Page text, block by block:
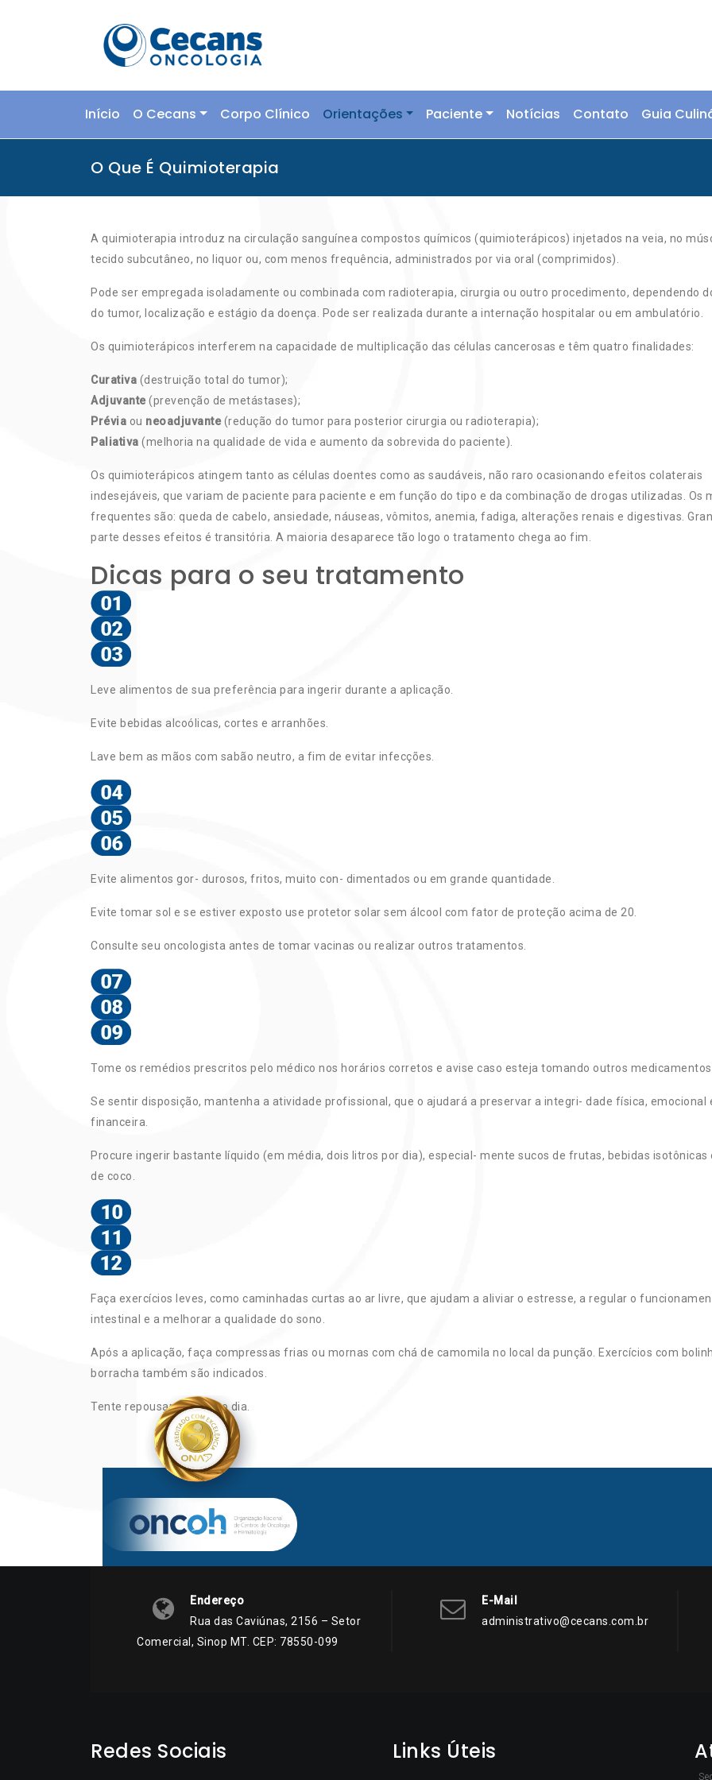
Início O Cecans Corpo Clínico Orientações Paciente Notícias Contato Guia
O Que É Quimioterapia
A quimioterapia introduz na circulação sanguínea compostos químicos (quimioterápicos) injetados na veia, no
tecido subcutâneo, no liquor ou, com menos frequência, administrados por via oral (comprimidos).
Pode ser empregada isoladamente ou combinada com radioterapia, cirurgia ou outro procedimento, dependendo
do tumor, localização e estágio da doença. Pode ser realizada durante a internação hospitalar ou em ambulatório.
Os quimioterápicos interferem na capacidade de multiplicação das células cancerosas e têm quatro finalidades:
Curativa (destruição total do tumor);
Adjuvante(prevenção de metástases);
Prévia ou neoadjuvante(redução do tumor para posterior cirurgia ou radioterapia);
Paliativa (melhoria na qualidade de vida e aumento da sobrevida do paciente).
Os quimioterápicos atingem tanto as células doentes como as saudáveis, não raro ocasionando efeitos colaterais
indesejáveis, que variam de paciente para paciente e em função do tipo e da combinação de drogas utilizadas. Os
frequentes são: queda de cabelo, ansiedade, náuseas, vômitos, anemia, fadiga, alterações renais e digestivas.
parte desses efeitos é transitória. A maioria desaparece tão logo o tratamento chega ao fim.
Dicas para o seu tratamento
Leve alimentos de sua preferência para ingerir durante a aplicação.
Evite bebidas alcoólicas, cortes e arranhões.
Lave bem as mãos com sabão neutro, a fim de evitar infecções.
Evite alimentos gor- durosos, fritos, muito con- dimentados ou em grande quantidade.
Evite tomar sol e se estiver exposto use protetor solar sem álcool com fator de proteção acima de 20.
Consulte seu oncologista antes de tomar vacinas ou realizar outros tratamentos.
Tome os remédios prescritos pelo médico nos horários corretos e avise caso esteja tomando outros medicamentos.
Se sentir disposição, mantenha a atividade profissional, que o ajudará a preservar a integri- dade física, emocional
financeira.
Procure ingerir bastante líquido (em média, dois litros por dia), especial- mente sucos de frutas, bebidas isotônicas
de coco.
Faça exercícios leves, como caminhadas curtas ao ar livre, que ajudam a aliviar o estresse, a regular o
intestinal e a melhorar a qualidade do sono.
Após a aplicação, faça compressas frias ou mornas com chá de camomila no local da punção. Exercícios com
borracha também são indicados.
Tente repousar durante o dia.
Endereço
Rua das Caviúnas, 2156 – Setor
Comercial, Sinop MT. CEP: 78550-099
E-Mail
administrativo@cecans.com.br
Redes Sociais Links Úteis